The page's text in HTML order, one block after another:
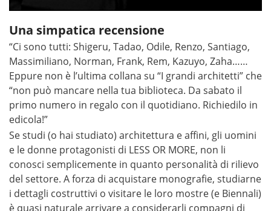
Una simpatica recensione
“Ci sono tutti: Shigeru, Tadao, Odile, Renzo, Santiago,
Massimiliano, Norman, Frank, Rem, Kazuyo, Zaha……
Eppure non è l’ultima collana su “I grandi architetti” che
“non può mancare nella tua biblioteca. Da sabato il
primo numero in regalo con il quotidiano. Richiedilo in
edicola!”
Se studi (o hai studiato) architettura e affini, gli uomini
e le donne protagonisti di LESS OR MORE, non li
conosci semplicemente in quanto personalità di rilievo
del settore. A forza di acquistare monografie, studiarne
i dettagli costruttivi o visitare le loro mostre (e Biennali)
è quasi naturale arrivare a considerarli compagni di